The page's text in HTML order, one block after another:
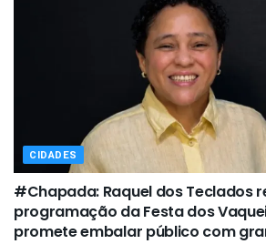
CIDADES
#Chapada: Raquel dos Teclados
programação da Festa dos
promete embalar público com